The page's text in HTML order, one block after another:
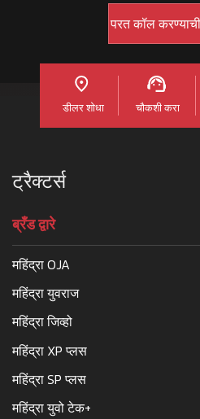
डीलर शोधा चौकशी करा
ट्रैक्टर्स
ब्रँड द्वारे
महिंद्रा OJA
महिंद्रा युवराज
महिंद्रा जिव्हो
महिंद्रा XP प्लस
महिंद्रा SP प्लस
महिंद्रा युवो टेक+